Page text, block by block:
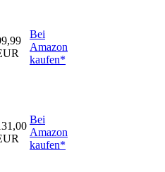
Bei
Amazon
kaufen*
Bei
Amazon
kaufen*